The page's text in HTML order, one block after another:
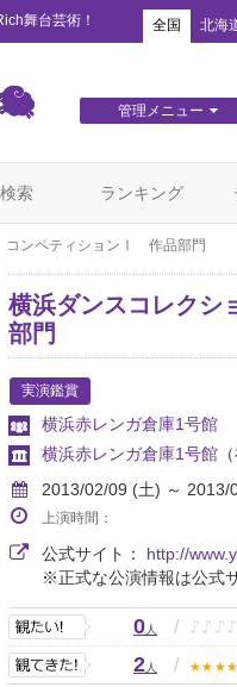
舞台芸術！ 全国 北海
管理メニュー
検索 ランキング
コンペティションⅠ 作品部門
横浜ダンスコレク
部門
実演鑑賞
横浜赤レンガ倉庫1号館
横浜赤レンガ倉庫1号館
2013/02/09 (土) ～ 2013/
上演時間：
公式サイト： http://
※正式な公演情報は公式
0人 / ♪ ♪ ♪ ♪
2人 / ★ ★ ★ ★